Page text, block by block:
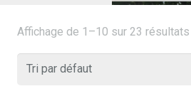
Affichage de 1–10 sur 23 résultats